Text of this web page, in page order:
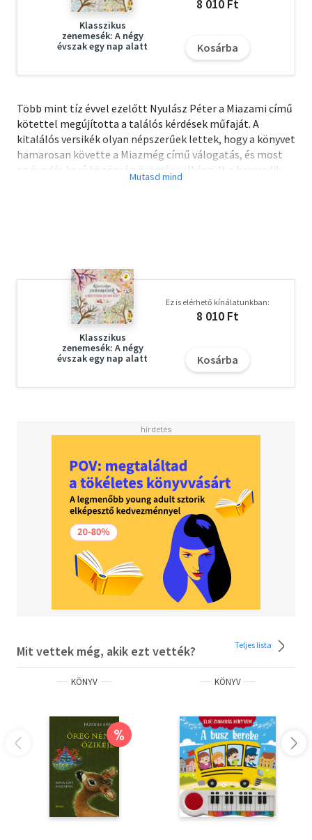
Klasszikus
zenemesék: A négy
évszak egy nap alatt
8 010 Ft
Kosárba
Több mint tíz évvel ezelőtt Nyulász Péter a Miazami című
kötettel megújította a találós kérdések műfaját. A
kitalálós versikék olyan népszerűek lettek, hogy a könyvet
hamarosan követte a Miazmég című válogatás, és most
az óvodás korú közönség örömére elkészült a harmadik
Klasszikus
zenemesék: A négy
évszak egy nap alatt
Ez is elérhető kínálatunkban:
8 010 Ft
Kosárba
Mit vettek még, akik ezt vették? Teljes lista
KÖNYV
%
KÖNYV